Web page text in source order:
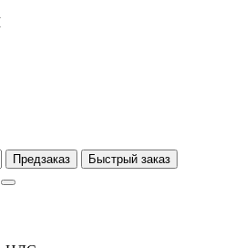
Предзаказ
Быстрый заказ